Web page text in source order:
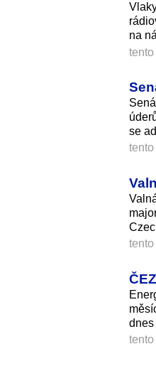
na
tento
se
tento
tento
dnes
tento